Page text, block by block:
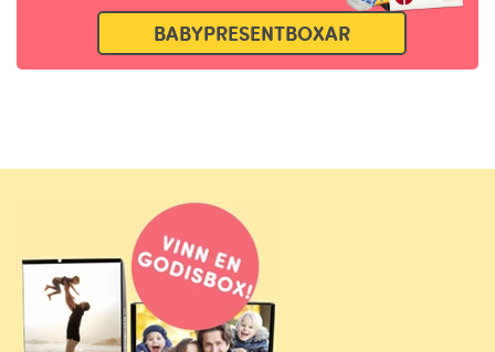
BABYPRESENTBOXAR